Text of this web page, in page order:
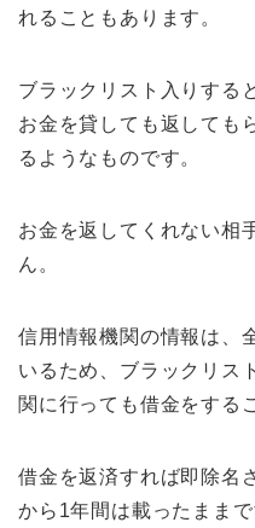
れることもあります。
ブラックリスト入りする
お金を貸しても返しても
るようなものです。
お金を返してくれない相
ん。
信用情報機関の情報は、
いるため、ブラックリス
関に行っても借金をする
借金を返済すれば即除名
から1年間は載ったままで